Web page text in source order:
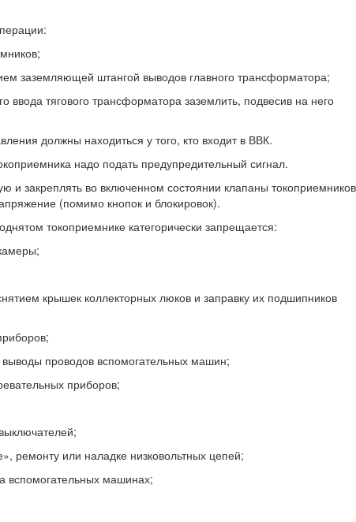
заземляющей штангой выводов главного трансформатора;
ввода тягового трансформатора заземлить, подвесив на него
должны находиться у того, кто входит в ВВК.
надо подать предупредительный сигнал.
и закреплять во включенном состоянии клапаны
(помимо кнопок и блокировок).
токоприемнике категорически запрещается:
крышек коллекторных люков и заправку их подшипников
проводов вспомогательных машин;
приборов;
ремонту или наладке низковольтных цепей;
вспомогательных машинах;